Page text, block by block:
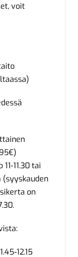
voit
11.30 tai
(syyskauden
on
12.15